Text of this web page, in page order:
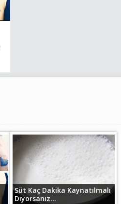
Süt Kaç Dakika Kaynatılmalı
Diyorsanız...